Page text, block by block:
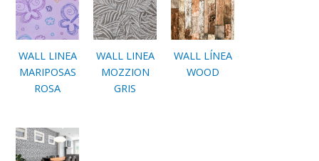
WALL LINEA
MARIPOSAS
ROSA
WALL LINEA
MOZZION
GRIS
WALL LÍNEA
WOOD